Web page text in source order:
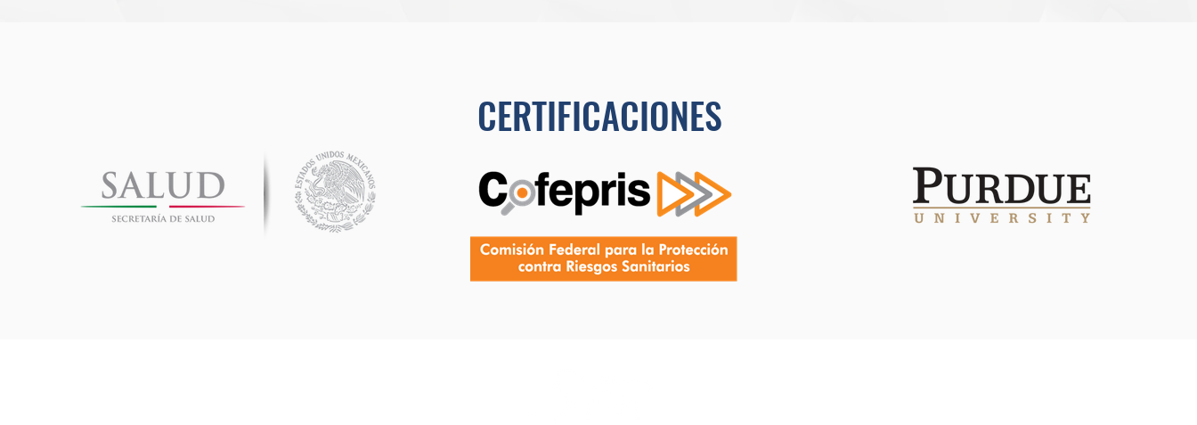
CERTIFICACIONES